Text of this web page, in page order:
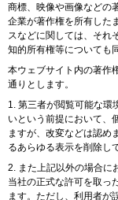
商標、映像や画像などの
企業が著作権を所有した
スなどに関しては、それ
知的所有権等についても
本ウェブサイト内の著作
通りとします。
第三者が閲覧可能な環
いという前提において、
ますが、改変などは認め
るあらゆる表示を削除し
また上記以外の場合に
当社の正式な許可を取っ
ます。ただし、利用者が